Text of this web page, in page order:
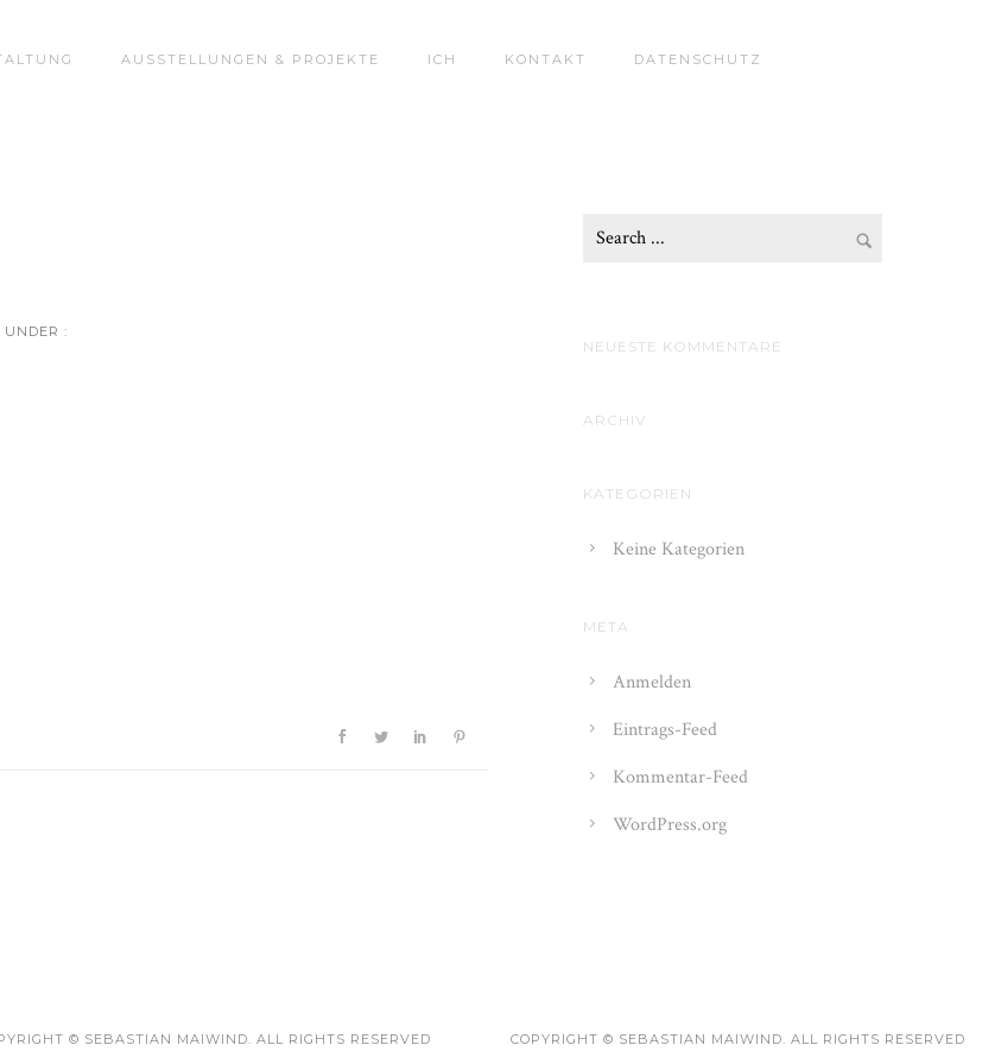
AUSSTELLUNGEN & PROJEKTE ICH KONTAKT DATENSCHUTZ
UNDER :
NEUESTE KOMMENTARE
ARCHIV
KATEGORIEN
Keine Kategorien
META
Anmelden
Eintrags-Feed
Kommentar-Feed
WordPress.org
© SEBASTIAN MAIWIND. ALL RIGHTS RESERVED COPYRIGHT © SEBASTIAN MAIWIND. ALL RIGHTS RESERVED